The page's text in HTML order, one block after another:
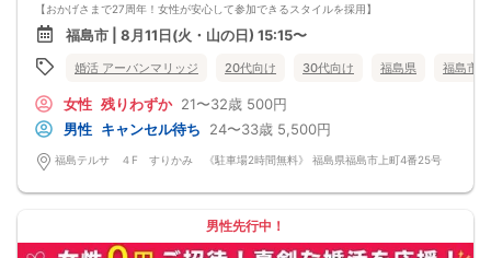
【おかげさまで27周年！女性が安心して参加できるスタイルを採用】
・フリータイムなし・人前での告白なし
・女性の移動なし
・女性先退出の出待ちNG対応
・連絡先交換自由・交換強要NG 等
◆◇第一印象はシステム分析で明瞭なカップル指名サポート※オリジナル 天使の
カード発行
◆◇ドレスコードなし！カジュアルスタイルでＯＫ！
◆◇男女バランス調整 最大でも±3名様までに調整いたします。
【人数調整が必要な企画ですので予定確定の上ご予約お願いいたします。キャン
ます。必ずキャンセルポリシーをご確認ください。】
各最低3名様以上の異性の方と出会える企画です。
福島市 | 8月11日(火・山の日) 15:15〜
婚活 アーバンマリッジ 20代向け 30代向け 福島県 福島市
女性 残りわずか 21〜32歳 500円
男性 キャンセル待ち 24〜33歳 5,500円
福島テルサ ４F すりかみ 《駐車場2時間無料》 福島県福島市上町4番25号
男性先行中！